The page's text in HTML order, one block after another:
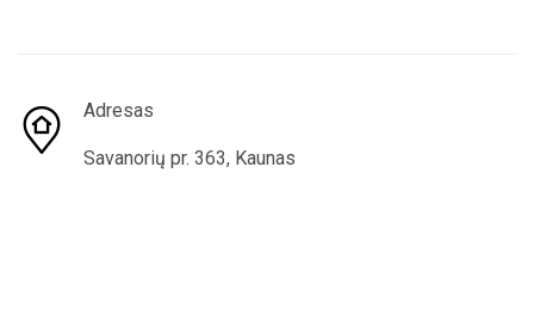
Adresas
Savanorių pr. 363, Kaunas